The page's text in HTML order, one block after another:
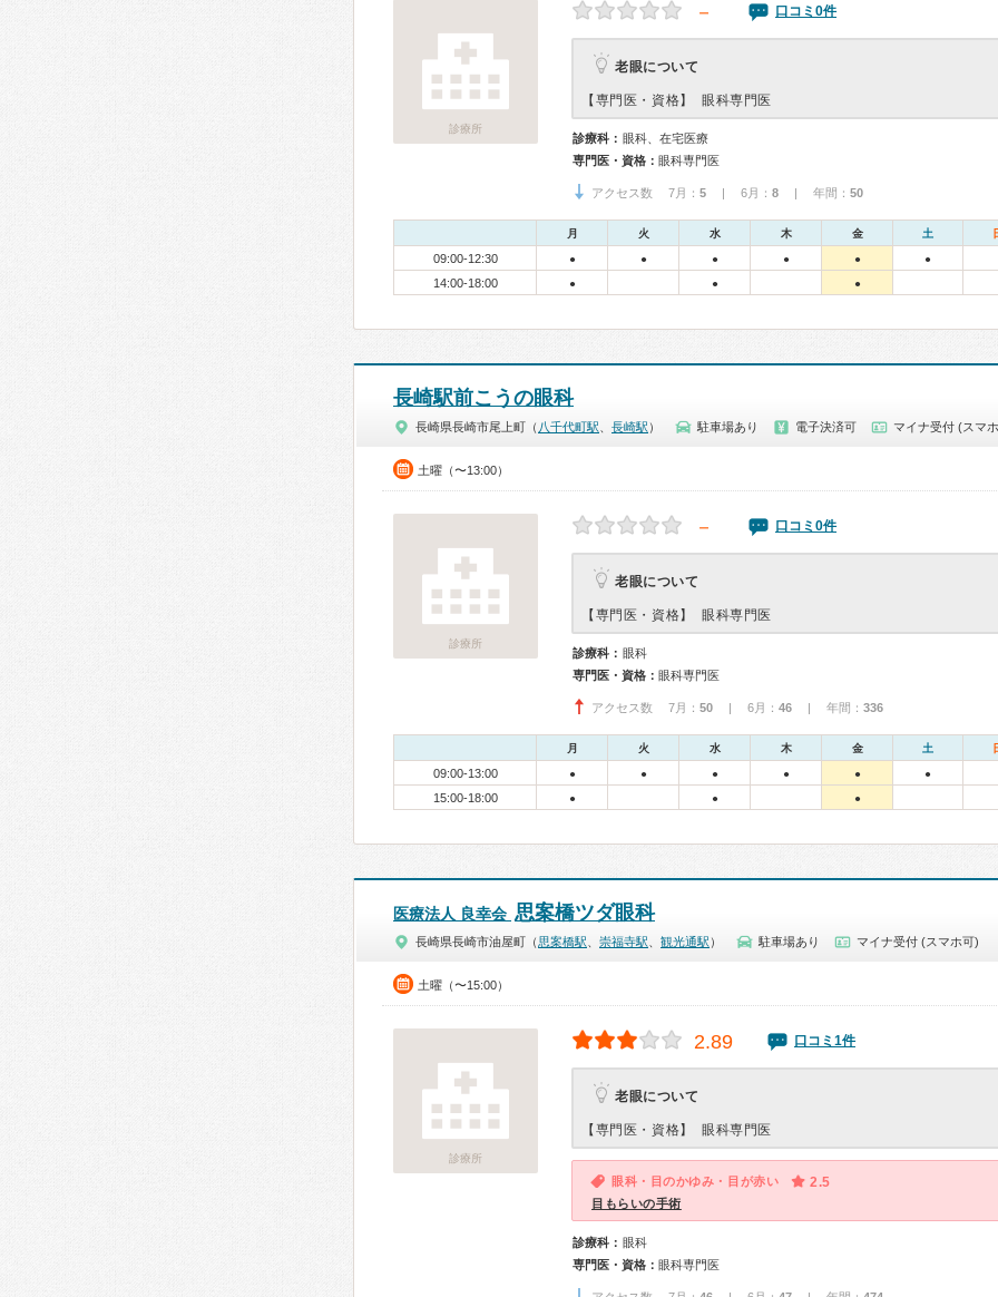
診療所
－ 口コミ0件
老眼について
【専門医・資格】 眼科専門医
診療科： 眼科、在宅医療
専門医・資格： 眼科専門医
アクセス数 7月： 5 | 6月： 8 | 年間： 50
月 火 水 木 金 土
09:00-12:30 ● ● ● ● ● ●
14:00-18:00 ● ● ●
長崎駅前こうの眼科
長崎県長崎市尾上町（ 八千代町駅 長崎駅 ） 駐車場あり 電子決済可 マイナ受付 (スマ
土曜（〜13:00）
診療所
－ 口コミ0件
老眼について
【専門医・資格】 眼科専門医
診療科： 眼科
専門医・資格： 眼科専門医
アクセス数 7月： 50 | 6月： 46 | 年間： 336
月 火 水 木 金 土
09:00-13:00 ● ● ● ● ● ●
15:00-18:00 ● ● ●
医療法人 良幸会 思案橋ツダ眼科
長崎県長崎市油屋町（ 思案橋駅 崇福寺駅 観光通駅 ） 駐車場あり マイナ受付 (スマホ可)
土曜（〜15:00）
診療所
2.89 口コミ1件
老眼について
【専門医・資格】 眼科専門医
眼科・目のかゆみ・目が赤い 2.5
目もらいの手術
診療科： 眼科
専門医・資格： 眼科専門医